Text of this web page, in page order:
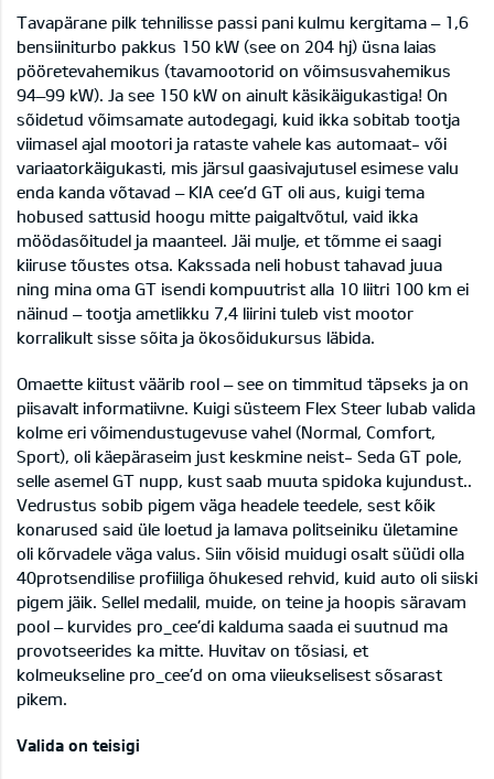
Tavapärane pilk tehnilisse passi pani kulmu kergitama – 1,6
bensiiniturbo pakkus 150 kW (see on 204 hj) üsna laias
pööretevahemikus (tavamootorid on võimsusvahemikus
94–99 kW). Ja see 150 kW on ainult käsikäigukastiga! On
sõidetud võimsamate autodegagi, kuid ikka sobitab tootja
viimasel ajal mootori ja rataste vahele kas automaat- või
variaatorkäigukasti, mis järsul gaasivajutusel esimese valu
enda kanda võtavad – KIA cee’d GT oli aus, kuigi tema
hobused sattusid hoogu mitte paigaltvõtul, vaid ikka
möödasõitudel ja maanteel. Jäi mulje, et tõmme ei saagi
kiiruse tõustes otsa. Kakssada neli hobust tahavad juua
ning mina oma GT isendi kompuutrist alla 10 liitri 100 km ei
näinud – tootja ametlikku 7,4 liirini tuleb vist mootor
korralikult sisse sõita ja ökosõidukursus läbida.
Omaette kiitust väärib rool – see on timmitud täpseks ja on
piisavalt informatiivne. Kuigi süsteem Flex Steer lubab valida
kolme eri võimendustugevuse vahel (Normal, Comfort,
Sport), oli käepäraseim just keskmine neist- Seda GT pole,
selle asemel GT nupp, kust saab muuta spidoka kujundust..
Vedrustus sobib pigem väga headele teedele, sest kõik
konarused said üle loetud ja lamava politseiniku ületamine
oli kõrvadele väga valus. Siin võisid muidugi osalt süüdi olla
40protsendilise profiiliga õhukesed rehvid, kuid auto oli siiski
pigem jäik. Sellel medalil, muide, on teine ja hoopis säravam
pool – kurvides pro_cee’di kalduma saada ei suutnud ma
provotseerides ka mitte. Huvitav on tõsiasi, et
kolmeukseline pro_cee’d on oma viieukselisest sõsarast
pikem.
Valida on teisigi